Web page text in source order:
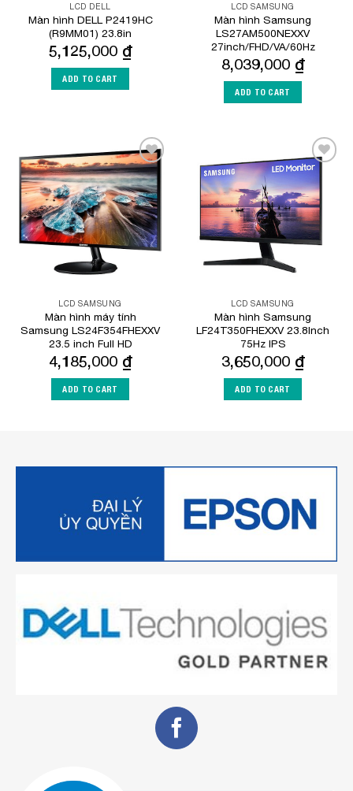
LCD DELL
Màn hình DELL P2419HC
(R9MM01) 23.8in
5,125,000 ₫
ADD TO CART
LCD SAMSUNG
Màn hình Samsung
LS27AM500NEXXV
27inch/FHD/VA/60Hz
8,039,000 ₫
ADD TO CART
Add to
Wishlist
LCD SAMSUNG
Màn hình máy tính
Samsung LS24F354FHEXXV
23.5 inch Full HD
4,185,000 ₫
ADD TO CART
Add to
Wishlist
LCD SAMSUNG
Màn hình Samsung
LF24T350FHEXXV 23.8Inch
75Hz IPS
3,650,000 ₫
ADD TO CART